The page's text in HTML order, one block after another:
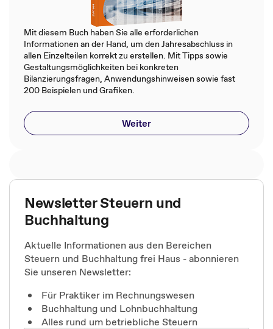
Mit diesem Buch haben Sie alle erforderlichen
Informationen an der Hand, um den Jahresabschluss in
allen Einzelteilen korrekt zu erstellen. Mit Tipps sowie
Gestaltungsmöglichkeiten bei konkreten
Bilanzierungsfragen, Anwendungshinweisen sowie fast
200 Beispielen und Grafiken.
Weiter
Newsletter Steuern und
Buchhaltung
Aktuelle Informationen aus den Bereichen
Steuern und Buchhaltung frei Haus - abonnieren
Sie unseren Newsletter:
Für Praktiker im Rechnungswesen
Buchhaltung und Lohnbuchhaltung
Alles rund um betriebliche Steuern